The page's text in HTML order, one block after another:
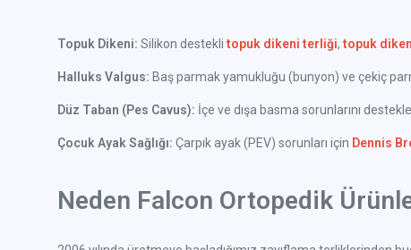
Topuk Dikeni: Silikon desteklitopuk dikeni terliği,topuk
Halluks Valgus: Baş parmak yamukluğu (bunyon) ve çekiç
Düz Taban (Pes Cavus): İçe ve dışa basma sorunlarını
Çocuk Ayak Sağlığı: Çarpık ayak (PEV) sorunları için Dennis
Neden Falcon Ortopedik